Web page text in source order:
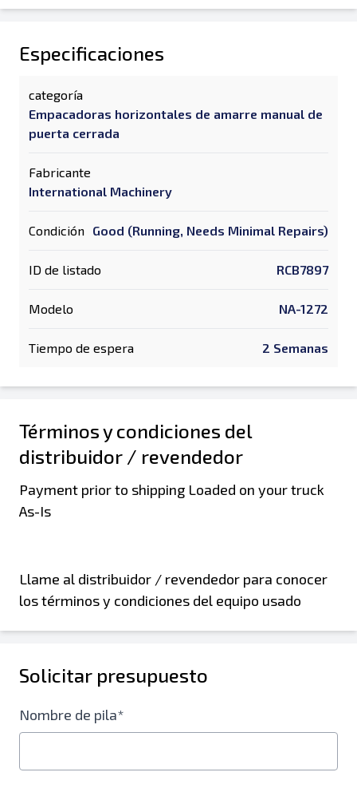
Especificaciones
categoría
Empacadoras horizontales de amarre manual de
puerta cerrada
Fabricante
International Machinery
Condición Good (Running, Needs Minimal Repairs)
ID de listado RCB7897
Modelo NA-1272
Tiempo de espera 2 Semanas
Términos y condiciones del
distribuidor / revendedor
Payment prior to shipping Loaded on your truck
As-Is
Llame al distribuidor / revendedor para conocer
los términos y condiciones del equipo usado
Solicitar presupuesto
Nombre de pila*